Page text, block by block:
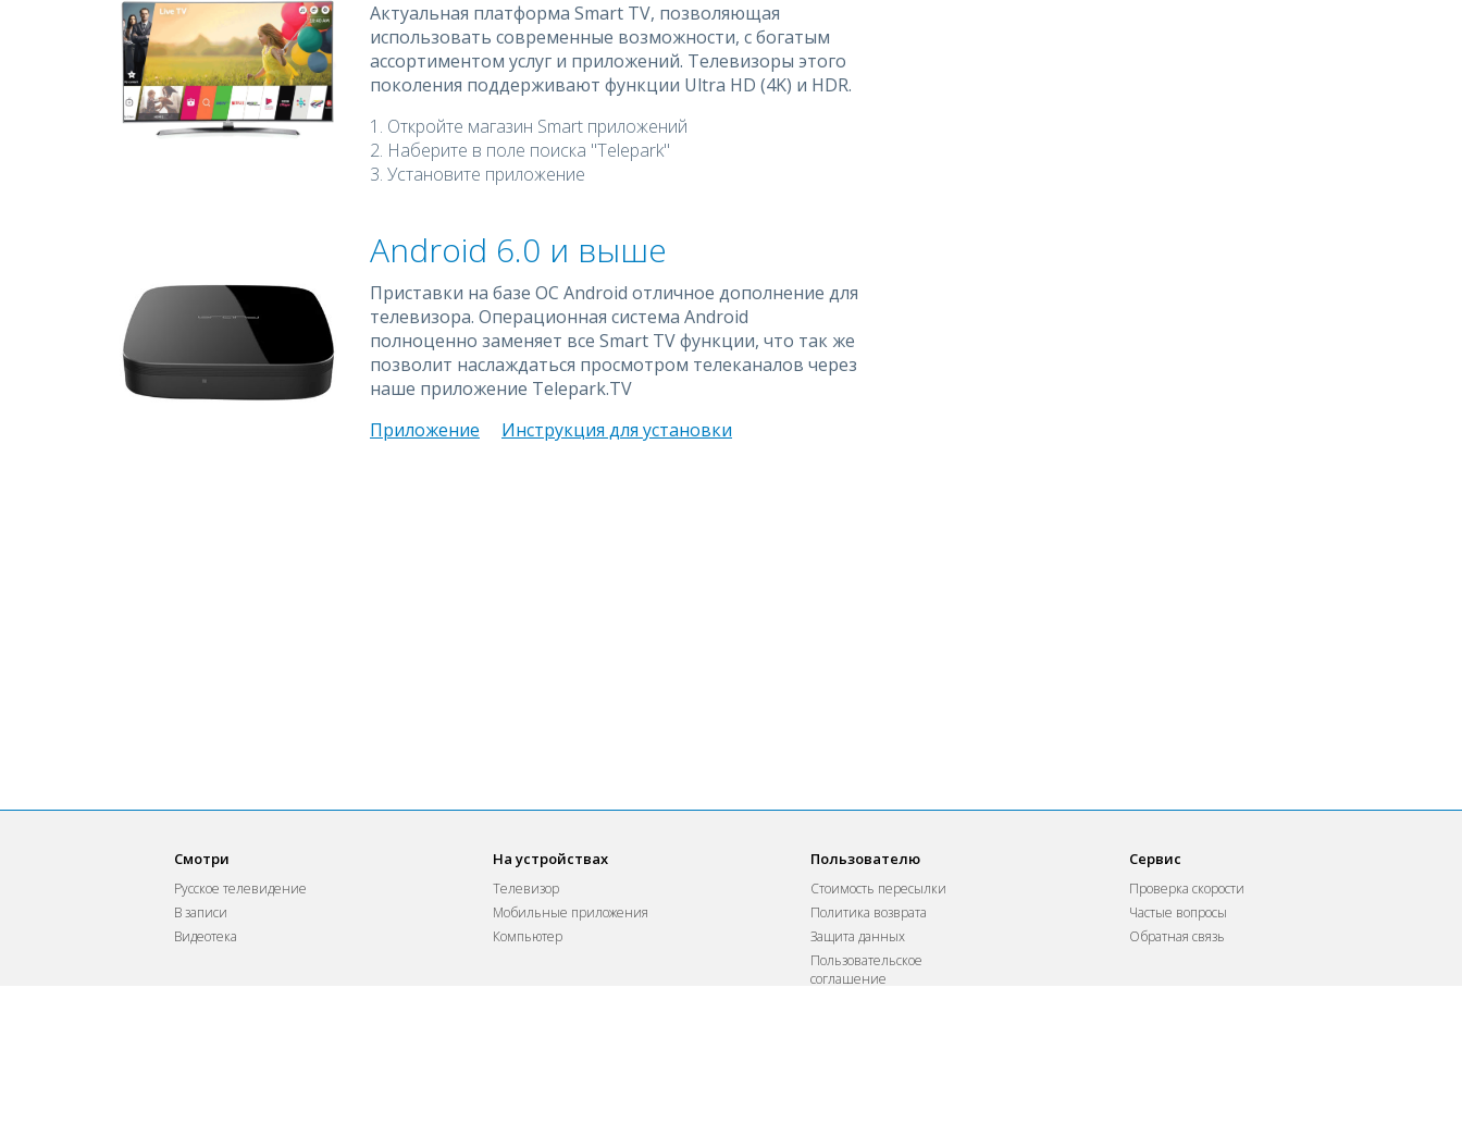
Актуальная платформа Smart TV, позволяющая
использовать современные возможности, с богатым
ассортиментом услуг и приложений. Телевизоры этого
поколения поддерживают функции Ultra HD (4K) и HDR.
Откройте магазин Smart приложений
Наберите в поле поиска "Telepark"
Установите приложение
Android 6.0 и выше
Приставки на базе ОС Android отличное дополнение для
телевизора. Операционная система Android
полноценно заменяет все Smart TV функции, что так же
позволит наслаждаться просмотром телеканалов через
наше приложение Telepark.TV
Приложение
Инструкция для установки
Смотри
Русское телевидение
В записи
Видеотека
На устройствах
Телевизор
Мобильные приложения
Компьютер
Пользователю
Стоимость пересылки
Политика возврата
Защита данных
Пользовательское
соглашение
Сервис
Проверка скорости
Частые вопросы
Обратная связь